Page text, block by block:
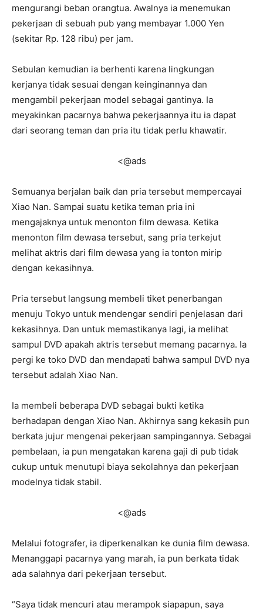
mengurangi beban orangtua. Awalnya ia menemukan
pekerjaan di sebuah pub yang membayar 1.000 Yen
(sekitar Rp. 128 ribu) per jam.
Sebulan kemudian ia berhenti karena lingkungan
kerjanya tidak sesuai dengan keinginannya dan
mengambil pekerjaan model sebagai gantinya. Ia
meyakinkan pacarnya bahwa pekerjaannya itu ia dapat
dari seorang teman dan pria itu tidak perlu khawatir.
<@ads
Semuanya berjalan baik dan pria tersebut mempercayai
Xiao Nan. Sampai suatu ketika teman pria ini
mengajaknya untuk menonton film dewasa. Ketika
menonton film dewasa tersebut, sang pria terkejut
melihat aktris dari film dewasa yang ia tonton mirip
dengan kekasihnya.
Pria tersebut langsung membeli tiket penerbangan
menuju Tokyo untuk mendengar sendiri penjelasan dari
kekasihnya. Dan untuk memastikanya lagi, ia melihat
sampul DVD apakah aktris tersebut memang pacarnya. Ia
pergi ke toko DVD dan mendapati bahwa sampul DVD nya
tersebut adalah Xiao Nan.
Ia membeli beberapa DVD sebagai bukti ketika
berhadapan dengan Xiao Nan. Akhirnya sang kekasih pun
berkata jujur mengenai pekerjaan sampingannya. Sebagai
pembelaan, ia pun mengatakan karena gaji di pub tidak
cukup untuk menutupi biaya sekolahnya dan pekerjaan
modelnya tidak stabil.
<@ads
Melalui fotografer, ia diperkenalkan ke dunia film dewasa.
Menanggapi pacarnya yang marah, ia pun berkata tidak
ada salahnya dari pekerjaan tersebut.
“Saya tidak mencuri atau merampok siapapun, saya